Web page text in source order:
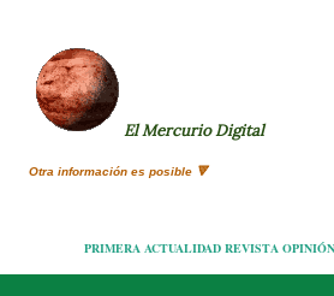
El Mercurio Digital
Otra información es posible 🔻
PRIMERA ACTUALIDAD REVISTA OPINIÓN